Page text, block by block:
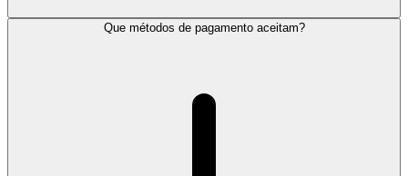
Que métodos de pagamento aceitam?